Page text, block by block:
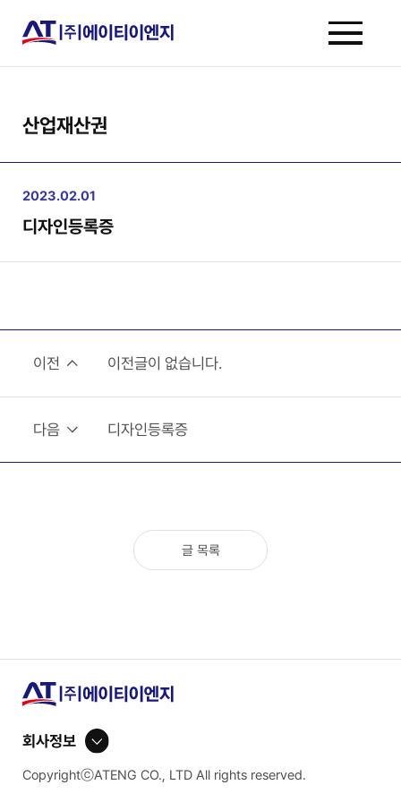
산업재산권
2023.02.01
디자인등록증
이전 이전글이 없습니다.
다음 디자인등록증
글 목록
회사정보
CopyrightⓒATENG CO., LTD All rights reserved.